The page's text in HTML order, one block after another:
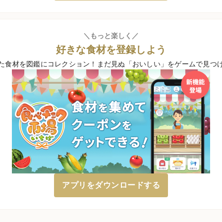
＼もっと楽しく／
好きな食材を登録しよう
食材を図鑑にコレクション！ まだ見ぬ「おいしい」をゲームで見つ
アプリをダウンロードする